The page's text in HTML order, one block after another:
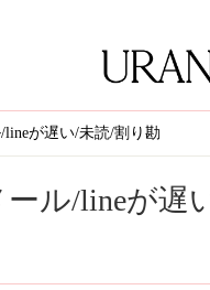
lineが遅い/未読/割り勘
ール/lineが遅